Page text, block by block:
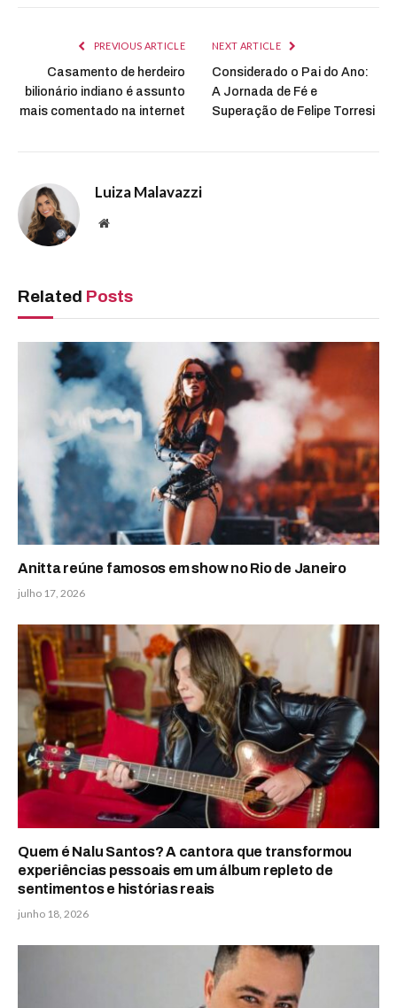
PREVIOUS ARTICLE
Casamento de herdeiro
bilionário indiano é assunto
mais comentado na internet
NEXT ARTICLE
Considerado o Pai do Ano:
A Jornada de Fé e
Superação de Felipe Torresi
Luiza Malavazzi
Website
Related Posts
Anitta reúne famosos em show no Rio de Janeiro
julho 17, 2026
Quem é Nalu Santos? A cantora que transformou
experiências pessoais em um álbum repleto de
sentimentos e histórias reais
junho 18, 2026